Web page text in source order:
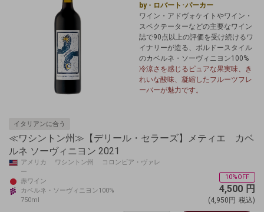
by - ロバート･パーカー
ワイン・ アドヴォケイトやワイン・
スペクテーターなどの主要なワイン
誌で90点以上の評価を受け続けるワ
イナリーが造る、ボルドースタイル
のカベルネ・ソーヴィニヨン100%
冷涼さを感じるピュアな果実味、き
れいな酸味、凝縮したフルーツフレ
ーバーが魅力です。
イタリアンに合う
≪ワシントン州≫【デリール・セラーズ】メティエ カベ
ルネ ソーヴィニヨン 2021
アメリカ ワシントン州 コロンビア・ヴァレ
ー
赤ワイン
カベルネ・ソーヴィニヨン100%
750ml
10%OFF
4,500 円
(4,950円 税込)